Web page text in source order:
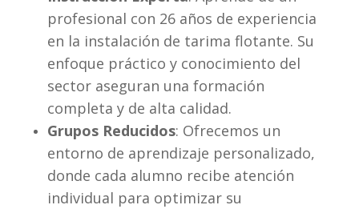
profesional con 26 años de experiencia
en la instalación de tarima flotante. Su
enfoque práctico y conocimiento del
sector aseguran una formación
completa y de alta calidad.
Grupos Reducidos: Ofrecemos un
entorno de aprendizaje personalizado,
donde cada alumno recibe atención
individual para optimizar su